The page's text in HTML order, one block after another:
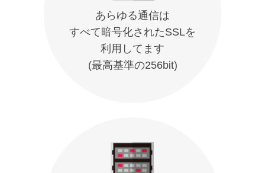
あらゆる通信は
すべて暗号化されたSSLを
利用してます
(最高基準の256bit)